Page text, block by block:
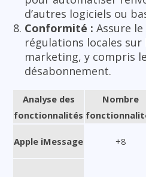
d’autres logiciels ou
Conformité : Assure
régulations locales sur
marketing, y compris
désabonnement.
Analyse des
fonctionnalités
Nombre
Apple iMessage +8